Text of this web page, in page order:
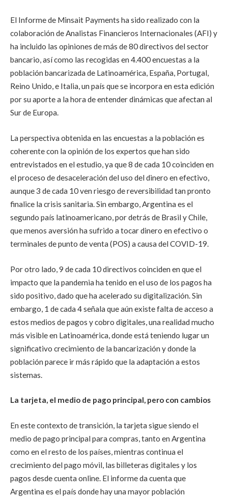
El Informe de Minsait Payments ha sido realizado con la
colaboración de Analistas Financieros Internacionales (AFI) y
ha incluido las opiniones de más de 80 directivos del sector
bancario, así como las recogidas en 4.400 encuestas a la
población bancarizada de Latinoamérica, España, Portugal,
Reino Unido, e Italia, un país que se incorpora en esta edición
por su aporte a la hora de entender dinámicas que afectan al
Sur de Europa.
La perspectiva obtenida en las encuestas a la población es
coherente con la opinión de los expertos que han sido
entrevistados en el estudio, ya que 8 de cada 10 coinciden en
el proceso de desaceleración del uso del dinero en efectivo,
aunque 3 de cada 10 ven riesgo de reversibilidad tan pronto
finalice la crisis sanitaria. Sin embargo, Argentina es el
segundo país latinoamericano, por detrás de Brasil y Chile,
que menos aversión ha sufrido a tocar dinero en efectivo o
terminales de punto de venta (POS) a causa del COVID-19.
Por otro lado, 9 de cada 10 directivos coinciden en que el
impacto que la pandemia ha tenido en el uso de los pagos ha
sido positivo, dado que ha acelerado su digitalización. Sin
embargo, 1 de cada 4 señala que aún existe falta de acceso a
estos medios de pagos y cobro digitales, una realidad mucho
más visible en Latinoamérica, donde está teniendo lugar un
significativo crecimiento de la bancarización y donde la
población parece ir más rápido que la adaptación a estos
sistemas.
La tarjeta, el medio de pago principal, pero con cambios
En este contexto de transición, la tarjeta sigue siendo el
medio de pago principal para compras, tanto en Argentina
como en el resto de los países, mientras continua el
crecimiento del pago móvil, las billeteras digitales y los
pagos desde cuenta online. El informe da cuenta que
Argentina es el país donde hay una mayor población